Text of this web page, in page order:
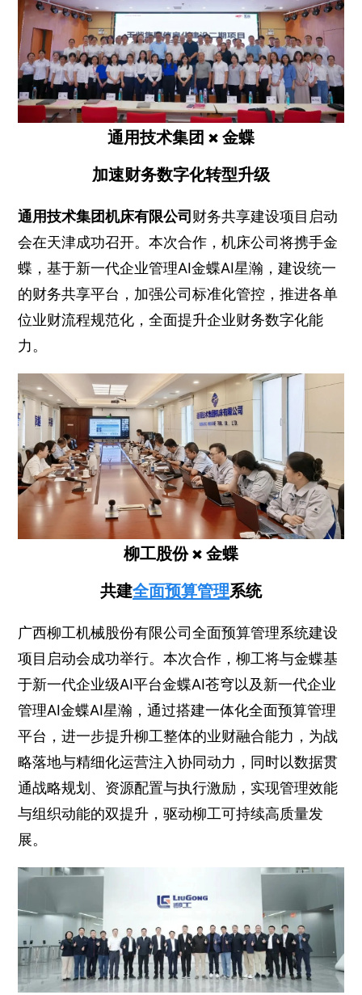
通用技术集团 × 金蝶
加速财务数字化转型升级
通用技术集团机床有限公司 财务共享建设项目启动
会在天津成功召开。本次合作，机床公司将携手金
蝶，基于新一代企业管理AI金蝶AI星瀚，建设统一
的财务共享平台，加强公司标准化管控，推进各单
位业财流程规范化，全面提升企业财务数字化能
力。
柳工股份 × 金蝶
共建全面预算管理系统
广西柳工机械股份有限公司全面预算管理系统建设
项目启动会成功举行。本次合作，柳工将与金蝶基
于新一代企业级AI平台金蝶AI苍穹以及新一代企业
管理AI金蝶AI星瀚，通过搭建一体化全面预算管理
平台，进一步提升柳工整体的业财融合能力，为战
略落地与精细化运营注入协同动力，同时以数据贯
通战略规划、资源配置与执行激励，实现管理效能
与组织动能的双提升，驱动柳工可持续高质量发
展。